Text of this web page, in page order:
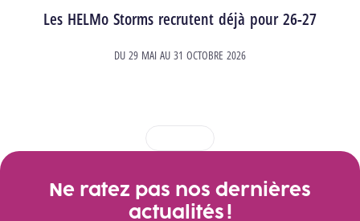
Les HELMo Storms recrutent déjà pour 26-27
DU 29 MAI AU 31 OCTOBRE 2026
1 2 3 4
Ne ratez pas nos dernières
actualités !